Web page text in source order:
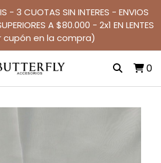
- 3 CUOTAS SIN INTERES - ENVIOS
A $80.000 - 2x1 EN LENTES
cupón en la compra)
0